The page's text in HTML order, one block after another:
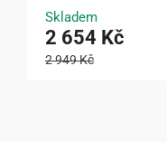
Skladem
2 654 Kč
2 949 Kč